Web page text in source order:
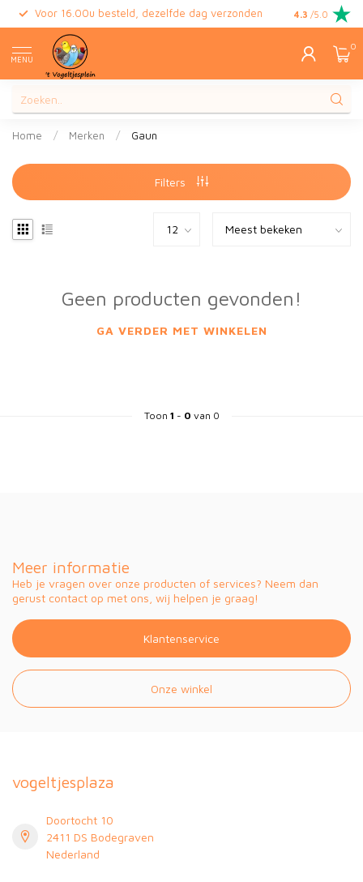
Voor 16.00u besteld, dezelfde dag verzonden Gratis
4.3 /5.0
MENU
0
Home / Merken / Gaun
Filters
Geen producten gevonden!
GA VERDER MET WINKELEN
Toon 1 - 0 van 0
Meer informatie
Heb je vragen over onze producten of services? Neem dan
gerust contact op met ons, wij helpen je graag!
Klantenservice
Onze winkel
vogeltjesplaza
Doortocht 10
2411 DS Bodegraven
Nederland